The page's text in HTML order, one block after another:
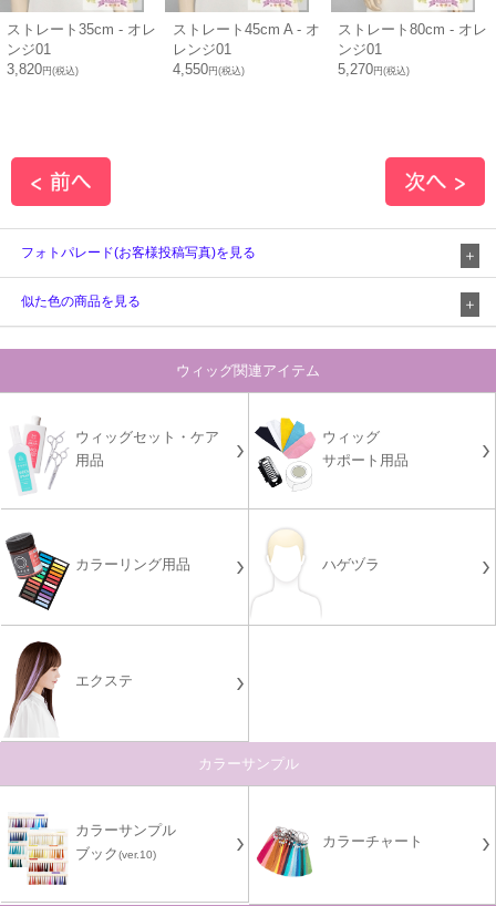
ストレート35cm - オレ
ンジ01
3,820円(税込)
ストレート45cm A - オ
レンジ01
4,550円(税込)
ストレート80cm - オレ
ンジ01
5,270円(税込)
フォトパレード(お客様投稿写真)を見る
似た色の商品を見る
ウィッグ関連アイテム
ウィッグセット・ケア
用品
ウィッグ
サポート用品
カラーリング用品 ハゲヅラ
エクステ
カラーサンプル
カラーサンプル
ブック(ver.10)
カラーチャート